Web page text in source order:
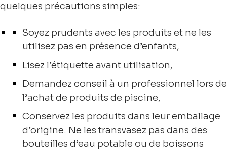
quelques précautions simples:
Soyez prudents avec les produits et ne les
utilisez pas en présence d’enfants,
Lisez l’étiquette avant utilisation,
Demandez conseil à un professionnel lors de
l’achat de produits de piscine,
Conservez les produits dans leur emballage
d’origine. Ne les transvasez pas dans des
bouteilles d’eau potable ou de boissons